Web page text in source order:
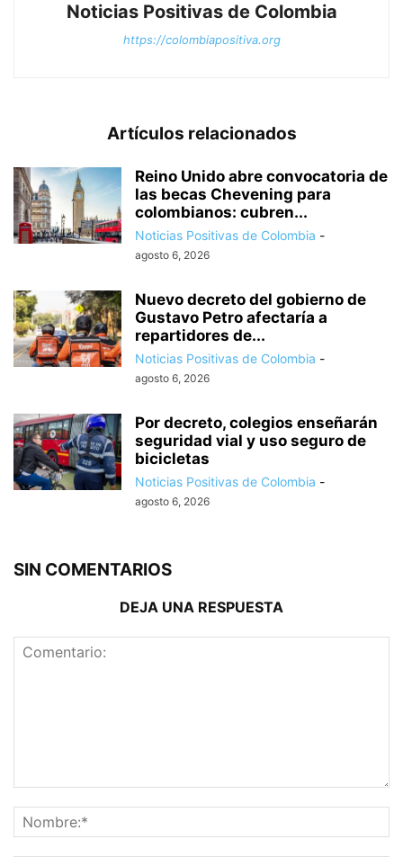
Noticias Positivas de Colombia
https://colombiapositiva.org
Artículos relacionados
Reino Unido abre convocatoria de
las becas Chevening para
colombianos: cubren...
Noticias Positivas de Colombia -
agosto 6, 2026
Nuevo decreto del gobierno de
Gustavo Petro afectaría a
repartidores de...
Noticias Positivas de Colombia -
agosto 6, 2026
Por decreto, colegios enseñarán
seguridad vial y uso seguro de
bicicletas
Noticias Positivas de Colombia -
agosto 6, 2026
SIN COMENTARIOS
DEJA UNA RESPUESTA